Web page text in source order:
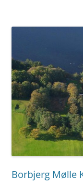
Borbjerg Mølle